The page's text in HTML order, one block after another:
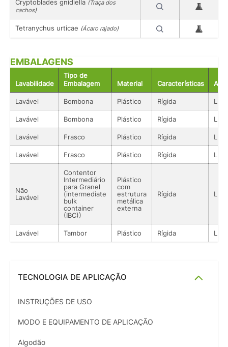
Cryptoblades gnidiella (Traça dos
cachos)
Tetranychus urticae (Ácaro rajado)
EMBALAGENS
Lavabilidade
Tipo de
Embalagem
Material Características
Lavável Bombona Plástico Rígida
Lavável Bombona Plástico Rígida
Lavável Frasco Plástico Rígida
Lavável Frasco Plástico Rígida
Não
Lavável
Contentor
Intermediário
para Granel
(intermediate
bulk
container
(IBC))
Plástico
com
estrutura
metálica
externa
Rígida
Lavável Tambor Plástico Rígida
TECNOLOGIA DE APLICAÇÃO
INSTRUÇÕES DE USO
MODO E EQUIPAMENTO DE APLICAÇÃO
Algodão